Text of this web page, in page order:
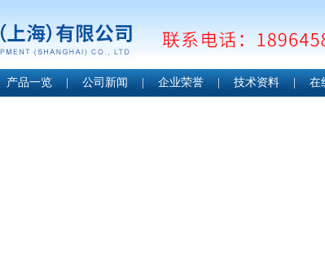
产品一览 | 公司新闻 | 企业荣誉 | 技术资料 | 在